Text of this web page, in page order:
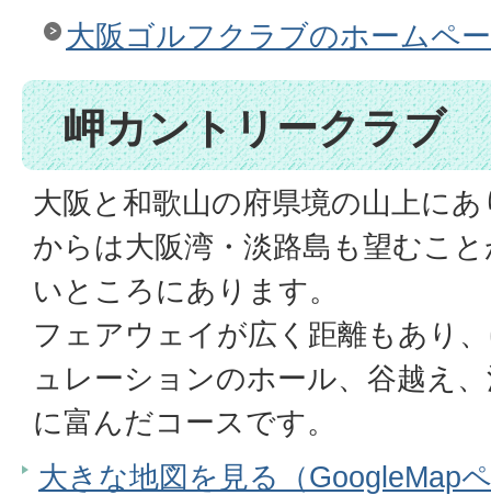
大阪ゴルフクラブのホームペ
岬カントリークラブ
大阪と和歌山の府県境の山上に
からは大阪湾・淡路島も望むこ
いところにあります。
フェアウェイが広く距離もあり
ュレーションのホール、谷越え
に富んだコースです。
大きな地図を見る（GoogleMap